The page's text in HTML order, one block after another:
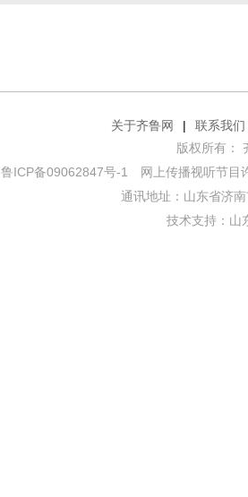
关于齐鲁网 |
联系我们
版权所有：
鲁ICP备09062847号-1 网上传播视听节目
通讯地址：山东省济
技术支持： 山